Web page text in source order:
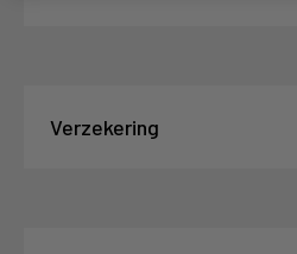
Verzekering